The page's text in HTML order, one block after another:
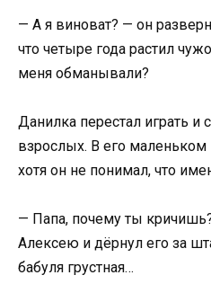
— А я виноват? — он
что четыре года растил
меня обманывали?
Данилка перестал играть и
взрослых. В его маленьком
хотя он не понимал, что
— Папа, почему ты
Алексею и дёрнул его за
бабуля грустная…